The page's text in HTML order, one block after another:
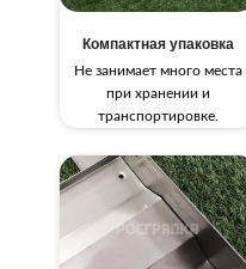
Компактная упаковка
Не занимает много места
при хранении и
транспортировке.